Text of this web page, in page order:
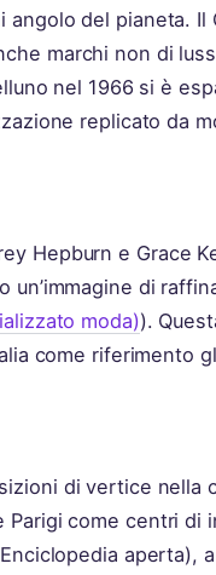
del pianeta.
marchi non di
nel 1966 si è
replicato da
Hepburn e Grace
un’immagine di
moda)).
come riferimento
di vertice nella
come centri di
aperta),